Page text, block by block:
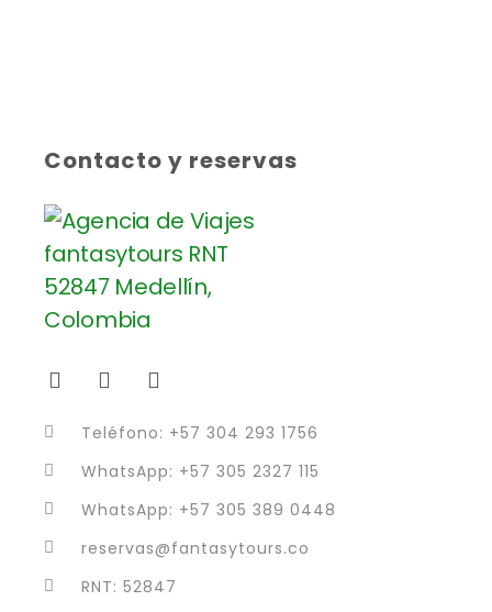
Contacto y reservas
Teléfono: +57 304 293 1756
WhatsApp: +57 305 2327 115
WhatsApp: +57 305 389 0448
reservas@fantasytours.co
RNT: 52847